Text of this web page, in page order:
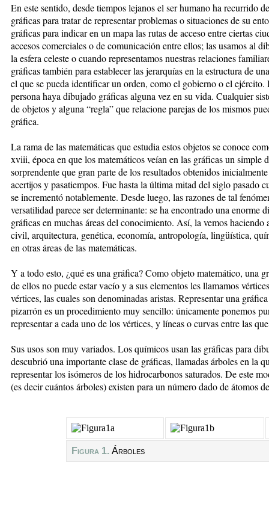
En este sentido, desde tiempos lejanos el ser humano ha recurrido
gráficas para tratar de representar problemas o situaciones de su
gráficas para indicar en un mapa las rutas de acceso entre ciertas
accesos comerciales o de comunicación entre ellos; las usamos al
la esfera celeste o cuando representamos nuestras relaciones
gráficas también para establecer las jerarquías en la estructura de
el que se pueda identificar un orden, como el gobierno o el ejército.
persona haya dibujado gráficas alguna vez en su vida. Cualquier
de objetos y alguna “regla” que relacione parejas de los mismos
gráfica.
La rama de las matemáticas que estudia estos objetos se conoce
xviii, época en que los matemáticos veían en las gráficas un simple
sorprendente que gran parte de los resultados obtenidos
acertijos y pasatiempos. Fue hasta la última mitad del siglo pasado
se incrementó notablemente. Desde luego, las razones de tal
versatilidad parece ser determinante: se ha encontrado una enorme
gráficas en muchas áreas del conocimiento. Así, la vemos
civil, arquitectura, genética, economía, antropología, lingüística,
en otras áreas de las matemáticas.
Y a todo esto, ¿qué es una gráfica? Como objeto matemático, una
de ellos no puede estar vacío y a sus elementos les llamamos
vértices, las cuales son denominadas aristas. Representar una
pizarrón es un procedimiento muy sencillo: únicamente ponemos
representar a cada uno de los vértices, y líneas o curvas entre las
Sus usos son muy variados. Los químicos usan las gráficas para
descubrió una importante clase de gráficas, llamadas árboles en la
representar los isómeros de los hidrocarbonos saturados. De este
(es decir cuántos árboles) existen para un número dado de átomos
Figura 1. Árboles